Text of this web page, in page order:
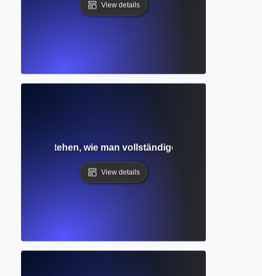
View details
Verstehen, wie man vollständige akademische
View details